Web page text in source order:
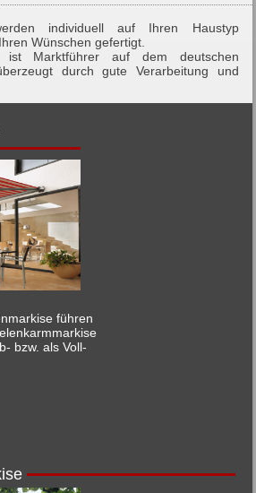
individuell auf Ihren Haustyp
Wünschen gefertigt.
Marktführer auf dem deutschen
durch gute Verarbeitung und
führen
bzw. als Voll-